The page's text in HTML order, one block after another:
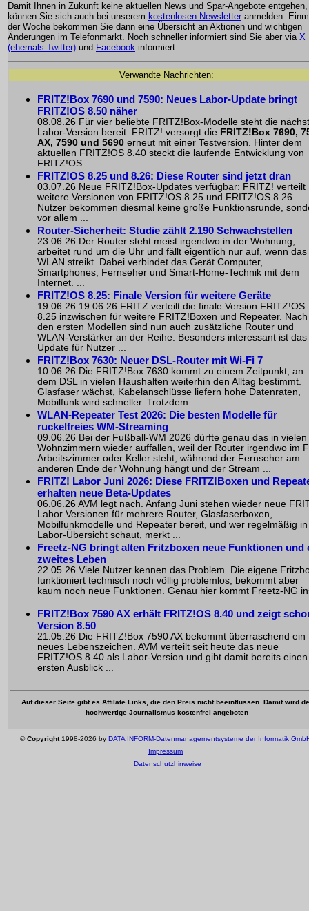
Damit Ihnen in Zukunft keine aktuellen News und Spar-Angebote entgehen,
können Sie sich auch bei unserem kostenlosen Newsletter anmelden.
der Woche bekommen Sie dann eine Übersicht an Aktionen und wichtigen
Änderungen im Telefonmarkt. Noch schneller informiert sind Sie aber via X
(ehemals Twitter) und Facebook informiert.
Verwandte Nachrichten:
FRITZ!Box 7690 und 7590: Neues Labor-Update bringt
FRITZ!OS 8.50 näher
08.08.26 Für vier beliebte FRITZ!Box-Modelle steht die
Labor-Version bereit: FRITZ! versorgt die FRITZ!Box 7690,
AX, 7590 und 5690 erneut mit einer Testversion. Hinter dem
aktuellen FRITZ!OS 8.40 steckt die laufende Entwicklung von
FRITZ!OS ...
FRITZ!OS 8.25 und 8.26: Diese Router sind jetzt dran
03.07.26 Neue FRITZ!Box-Updates verfügbar: FRITZ! verteilt
weitere Versionen von FRITZ!OS 8.25 und FRITZ!OS 8.26.
Nutzer bekommen diesmal keine große Funktionsrunde,
vor allem ...
Router-Sicherheit: Studie zählt 2.190 Schwachstellen
23.06.26 Der Router steht meist irgendwo in der Wohnung,
arbeitet rund um die Uhr und fällt eigentlich nur auf, wenn das
WLAN streikt. Dabei verbindet das Gerät Computer,
Smartphones, Fernseher und Smart-Home-Technik mit dem
Internet. ...
FRITZ!OS 8.25: Finale Version für weitere Geräte
19.06.26 19.06.26 FRITZ verteilt die finale Version FRITZ!OS
8.25 inzwischen für weitere FRITZ!Boxen und Repeater. Nach
den ersten Modellen sind nun auch zusätzliche Router und
WLAN-Verstärker an der Reihe. Besonders interessant ist das
Update für Nutzer ...
FRITZ!Box 7630: Neuer DSL-Router mit Wi-Fi 7
10.06.26 Die FRITZ!Box 7630 kommt zu einem Zeitpunkt, an
dem DSL in vielen Haushalten weiterhin den Alltag bestimmt.
Glasfaser wächst, Kabelanschlüsse liefern hohe Datenraten,
Mobilfunk wird schneller. Trotzdem ...
WLAN-Repeater Test 2026: Die besten Modelle für
ruckelfreies WM-Streaming
09.06.26 Bei der Fußball-WM 2026 dürfte genau das in vielen
Wohnzimmern wieder auffallen, weil der Router irgendwo im
Arbeitszimmer oder Keller steht, während der Fernseher am
anderen Ende der Wohnung hängt und der Stream ...
FRITZ! Labor Juni 2026: Diese FRITZ!Boxen und
erhalten neue Beta-Updates
06.06.26 AVM legt nach. Anfang Juni stehen wieder neue
Labor Versionen für mehrere Router, Glasfaserboxen,
Mobilfunkmodelle und Repeater bereit, und wer regelmäßig
Labor-Übersicht schaut, merkt ...
Freetz-NG bringt alten Fritzboxen neue Funktionen und
zweites Leben
22.05.26 Viele Nutzer kennen das Problem. Die eigene
funktioniert technisch noch völlig problemlos, bekommt aber
kaum noch neue Funktionen. Genau hier kommt Freetz-NG
FRITZ!Box 7590 AX erhält FRITZ!OS 8.40 und zeigt
Version 8.50
21.05.26 Die FRITZ!Box 7590 AX bekommt überraschend ein
neues Lebenszeichen. AVM verteilt seit heute das neue
FRITZ!OS 8.40 als Labor-Version und gibt damit bereits einen
ersten Ausblick ...
Auf dieser Seite gibt es Affilate Links, die den Preis nicht beeinflussen. Damit wird
hochwertige Journalismus kostenfrei angeboten
©Copyright1998-2026 by DATA INFORM-Datenmanagementsysteme der Informatik
Impressum
Datenschutzhinweise